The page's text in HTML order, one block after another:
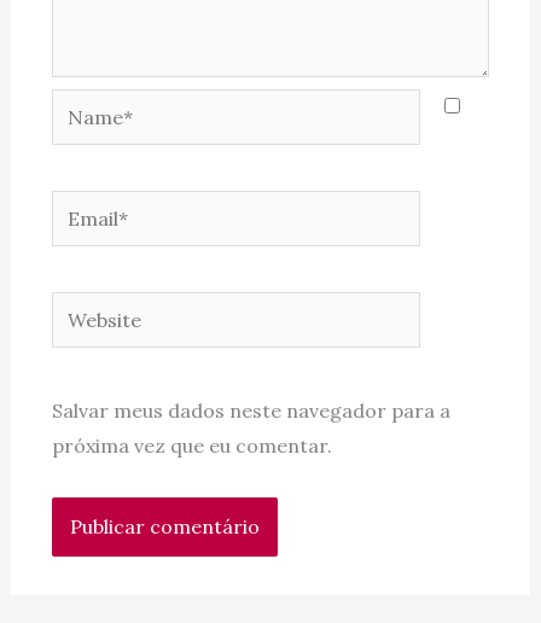
Name*
Email*
Website
Salvar meus dados neste navegador para a
próxima vez que eu comentar.